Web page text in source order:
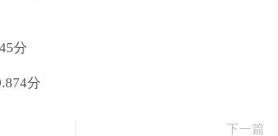
分
分
下一篇